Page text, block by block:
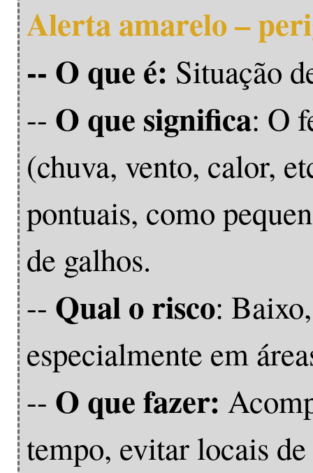
Alerta amarelo –
-- O que é: Situação
-- O que significa: O
(chuva, vento, calor,
pontuais, como
de galhos.
-- Qual o risco:
especialmente em
-- O que fazer:
tempo, evitar locais